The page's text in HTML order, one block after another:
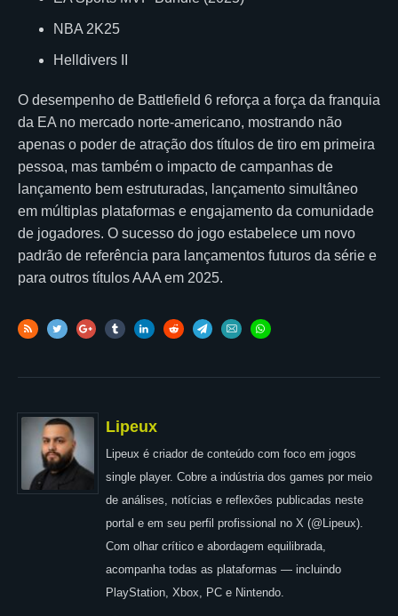
NBA 2K25
Helldivers II
O desempenho de Battlefield 6 reforça a força da franquia
da EA no mercado norte-americano, mostrando não
apenas o poder de atração dos títulos de tiro em primeira
pessoa, mas também o impacto de campanhas de
lançamento bem estruturadas, lançamento simultâneo
em múltiplas plataformas e engajamento da comunidade
de jogadores. O sucesso do jogo estabelece um novo
padrão de referência para lançamentos futuros da série e
para outros títulos AAA em 2025.
Lipeux
Lipeux é criador de conteúdo com foco em jogos
single player. Cobre a indústria dos games por meio
de análises, notícias e reflexões publicadas neste
portal e em seu perfil profissional no X (@Lipeux).
Com olhar crítico e abordagem equilibrada,
acompanha todas as plataformas — incluindo
PlayStation, Xbox, PC e Nintendo.